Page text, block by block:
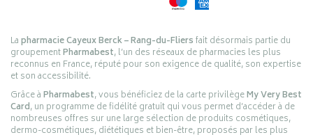
Lapharmacie Cayeux Berck – Rang-du-Fliersfait désormais partie du
groupementPharmabest, l’un des réseaux de pharmacies les plus
reconnus en France, réputé pour son exigence de qualité, son expertise
et son accessibilité.
Grâce àPharmabest, vous bénéficiez de la carte privilègeMy Very Best
Card, un programme de fidélité gratuit qui vous permet d’accéder à de
nombreuses offres sur une large sélection de produits cosmétiques,
dermo-cosmétiques, diététiques et bien-être, proposés par les plus